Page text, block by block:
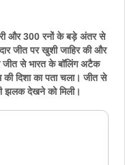
और 300 रनों के बड़े अंतर से
जीत पर खुशी जाहिर की और
जीत से भारत के बॉलिंग अटैक
की दिशा का पता चला। जीत से
झलक देखने को मिली।